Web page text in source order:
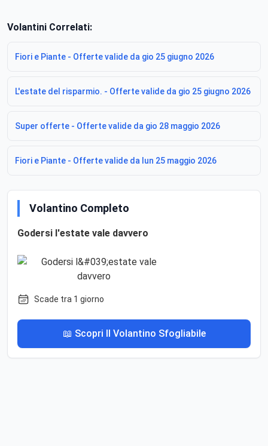
Volantini Correlati:
Fiori e Piante - Offerte valide da gio 25 giugno 2026
L'estate del risparmio. - Offerte valide da gio 25 giugno 2026
Super offerte - Offerte valide da gio 28 maggio 2026
Fiori e Piante - Offerte valide da lun 25 maggio 2026
Volantino Completo
Godersi l'estate vale davvero
Scade tra 1 giorno
📖 Scopri Il Volantino Sfogliabile